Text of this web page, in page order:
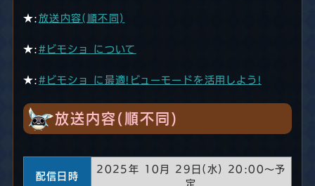
★: 放送内容(順不同)
★: #ビモショ について
★: #ビモショ に最適!ビューモードを活用しよう!
放送内容(順不同)
配信日時
2025年 10月 29日(水) 20:00～予
定